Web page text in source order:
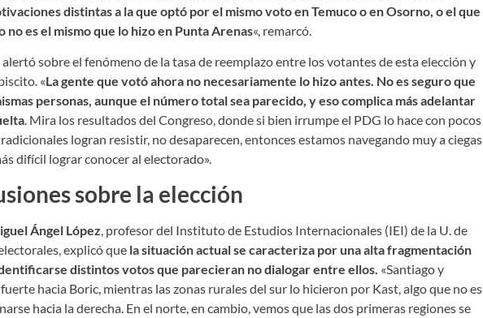
distintas a la que optó por el mismo voto en Temuco o en Osorno, o el que
es el mismo que lo hizo en Punta Arenas«, remarcó.
alertó sobre el fenómeno de la tasa de reemplazo entre los votantes de esta elección y
«La gente que votó ahora no necesariamente lo hizo antes. No es seguro que
personas, aunque el número total sea parecido, y eso complica más adelantar
. Mira los resultados del Congreso, donde si bien irrumpe el PDG lo hace con pocos
logran resistir, no desaparecen, entonces estamos navegando muy a ciegas
difícil lograr conocer al electorado».
sobre la elección
Ángel López , profesor del Instituto de Estudios Internacionales (IEI) de la U. de
explicó que la situación actual se caracteriza por una alta fragmentación
distintos votos que parecieran no dialogar entre ellos. «Santiago y
hacia Boric, mientras las zonas rurales del sur lo hicieron por Kast, algo que no es
hacia la derecha. En el norte, en cambio, vemos que las dos primeras regiones se